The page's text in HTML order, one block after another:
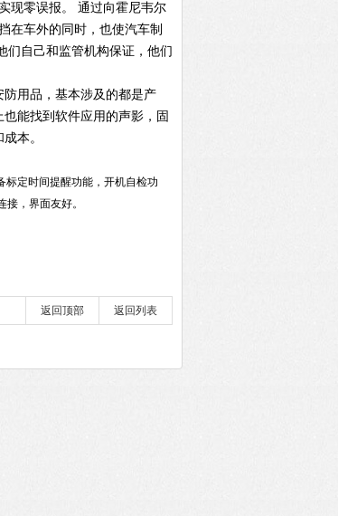
现零误报。 通过向霍尼韦尔
在车外的同时，也使汽车制
们自己和监管机构保证，他们
用品，基本涉及的都是产
能找到软件应用的声影，固
本。
标定时间提醒功能，开机自检功
，界面友好。
返回列表
返回顶部